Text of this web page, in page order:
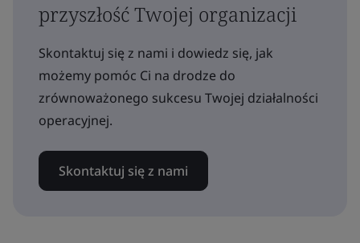
przyszłość Twojej organizacji
Skontaktuj się z nami i dowiedz się, jak
możemy pomóc Ci na drodze do
zrównoważonego sukcesu Twojej działalności
operacyjnej.
Skontaktuj się z nami